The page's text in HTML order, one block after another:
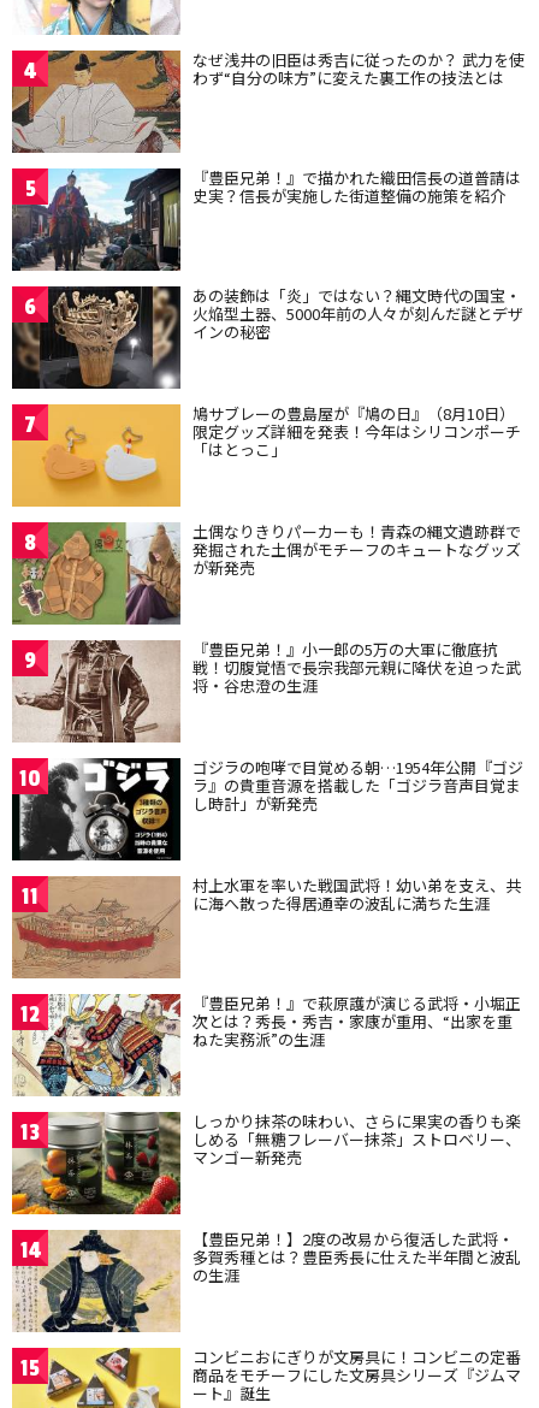
4 なぜ浅井の旧臣は秀吉に従ったのか？ 武力を使
わず“自分の味方”に変えた裏工作の技法とは
5 『豊臣兄弟！』で描かれた織田信長の道普請は
史実？信長が実施した街道整備の施策を紹介
6 あの装飾は「炎」ではない？縄文時代の国宝・
火焔型土器、5000年前の人々が刻んだ謎とデザ
インの秘密
7 鳩サブレーの豊島屋が『鳩の日』（8月10日）
限定グッズ詳細を発表！今年はシリコンポーチ
「はとっこ」
8 土偶なりきりパーカーも！青森の縄文遺跡群で
発掘された土偶がモチーフのキュートなグッズ
が新発売
9 『豊臣兄弟！』小一郎の5万の大軍に徹底抗
戦！切腹覚悟で長宗我部元親に降伏を迫った武
将・谷忠澄の生涯
10 ゴジラの咆哮で目覚める朝…1954年公開『ゴジ
ラ』の貴重音源を搭載した「ゴジラ音声目覚ま
し時計」が新発売
11 村上水軍を率いた戦国武将！幼い弟を支え、共
に海へ散った得居通幸の波乱に満ちた生涯
12 『豊臣兄弟！』で萩原護が演じる武将・小堀正
次とは？秀長・秀吉・家康が重用、“出家を重
ねた実務派”の生涯
13 しっかり抹茶の味わい、さらに果実の香りも楽
しめる「無糖フレーバー抹茶」ストロベリー、
マンゴー新発売
14 【豊臣兄弟！】2度の改易から復活した武将・
多賀秀種とは？豊臣秀長に仕えた半年間と波乱
の生涯
15 コンビニおにぎりが文房具に！コンビニの定番
商品をモチーフにした文房具シリーズ『ジムマ
ート』誕生